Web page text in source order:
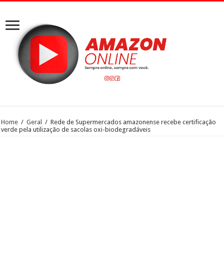
Home / Geral / Rede de Supermercados amazonense recebe certificação
verde pela utilização de sacolas oxi-biodegradáveis